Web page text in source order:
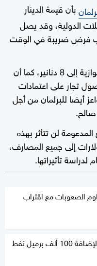
بأن قيمة الدينار
الدولية، وقد يصل
ولذا يجب فرض ضريبة في الوقت
واقترب سعر الدولار في السوق الموازية إلى 8 دنانير، كما أن
تجار على اعتمادات
أيضا للبرلمان من أجل
لن تتأثر بهذه
إلى جميع المصارف،
تأثيراتها.
الصعوبات مع اقتراب
تفاصيل خطة ليبيا لإضافة 100 ألف برميل نفط